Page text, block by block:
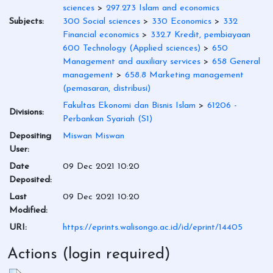
Subjects:
sciences > 297.273 Islam and economics
300 Social sciences > 330 Economics > 332
Financial economics > 332.7 Kredit, pembiayaan
600 Technology (Applied sciences) > 650
Management and auxiliary services > 658 General
management > 658.8 Marketing management
(pemasaran, distribusi)
Divisions:
Fakultas Ekonomi dan Bisnis Islam > 61206 -
Perbankan Syariah (S1)
Depositing
User:
Miswan Miswan
Date
Deposited:
09 Dec 2021 10:20
Last
Modified:
09 Dec 2021 10:20
URI: https://eprints.walisongo.ac.id/id/eprint/14405
Actions (login required)